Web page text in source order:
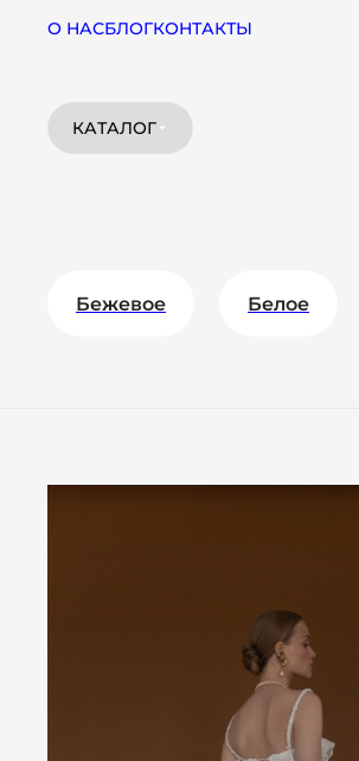
О НАСБЛОГКОНТАКТЫ
КАТАЛОГ
Бежевое Белое